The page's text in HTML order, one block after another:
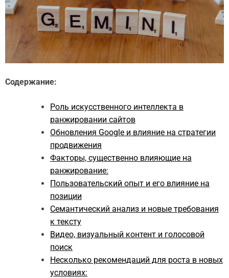
Содержание:
Роль искусственного интеллекта в
ранжировании сайтов
Обновления Google и влияние на стратегии
продвижения
Факторы, существенно влияющие на
ранжирование:
Пользовательский опыт и его влияние на
позиции
Семантический анализ и новые требования
к тексту
Видео, визуальный контент и голосовой
поиск
Несколько рекомендаций для роста в новых
условиях: